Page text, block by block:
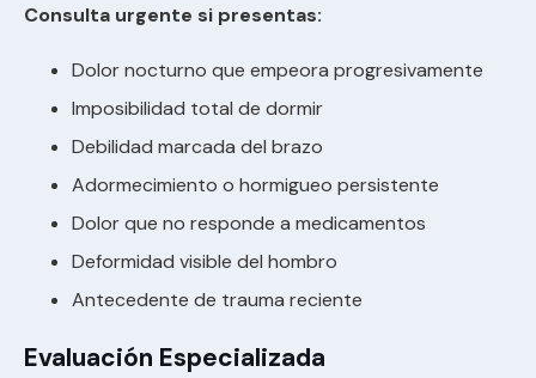
Consulta urgente si presentas:
Dolor nocturno que empeora progresivamente
Imposibilidad total de dormir
Debilidad marcada del brazo
Adormecimiento o hormigueo persistente
Dolor que no responde a medicamentos
Deformidad visible del hombro
Antecedente de trauma reciente
Evaluación Especializada